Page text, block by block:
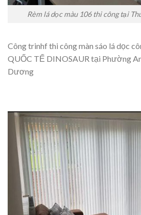
Rèm lá dọc màu 106 thi công tại
Công trinhf thi công màn sáo lá dọc
QUỐC TẾ DINOSAUR tại Phường
Dương